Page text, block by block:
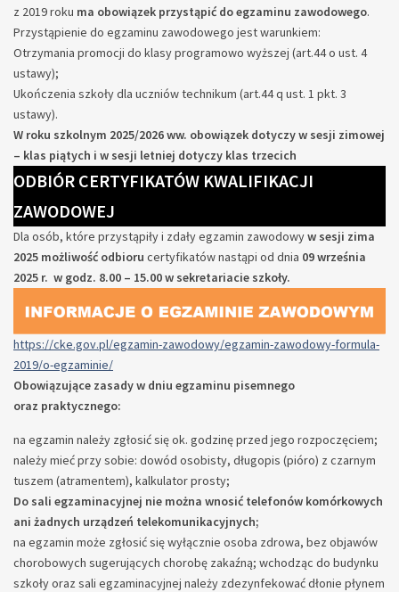
z 2019 roku ma obowiązek przystąpić do egzaminu zawodowego.
Przystąpienie do egzaminu zawodowego jest warunkiem:
Otrzymania promocji do klasy programowo wyższej (art.44 o ust. 4
ustawy);
Ukończenia szkoły dla uczniów technikum (art.44 q ust. 1 pkt. 3
ustawy).
W roku szkolnym 2025/2026 ww. obowiązek dotyczy w sesji zimowej
– klas piątych i w sesji letniej dotyczy klas trzecich
ODBIÓR CERTYFIKATÓW KWALIFIKACJI
ZAWODOWEJ
Dla osób, które przystąpiły i zdały egzamin zawodowyw sesji zima
2025 możliwość odbioru certyfikatów nastąpi od dnia 09 września
2025 r. w godz. 8.00 – 15.00 w sekretariacie szkoły.
https://cke.gov.pl/egzamin-zawodowy/egzamin-zawodowy-formula-
2019/o-egzaminie/
Obowiązujące zasady w dniu egzaminu pisemnego
oraz praktycznego:
na egzamin należy zgłosić się ok. godzinę przed jego rozpoczęciem;
należy mieć przy sobie: dowód osobisty, długopis (pióro) z czarnym
tuszem (atramentem), kalkulator prosty;
Do sali egzaminacyjnej nie można wnosić telefonów komórkowych
ani żadnych urządzeń telekomunikacyjnych;
na egzamin może zgłosić się wyłącznie osoba zdrowa, bez objawów
chorobowych sugerujących chorobę zakaźną; wchodząc do budynku
szkoły oraz sali egzaminacyjnej należy zdezynfekować dłonie płynem